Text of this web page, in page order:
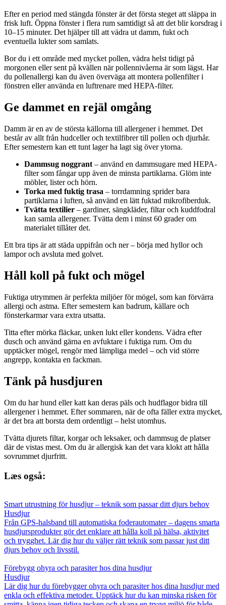
Efter en period med stängda fönster är det första steget att släppa in
frisk luft. Öppna fönster i flera rum samtidigt så att det blir korsdrag i
10–15 minuter. Det hjälper till att vädra ut damm, fukt och
eventuella lukter som samlats.
Bor du i ett område med mycket pollen, vädra helst tidigt på
morgonen eller sent på kvällen när pollennivåerna är som lägst. Har
du pollenallergi kan du även överväga att montera pollenfilter i
fönstren eller använda en luftrenare med HEPA-filter.
Ge dammet en rejäl omgång
Damm är en av de största källorna till allergener i hemmet. Det
består av allt från hudceller och textilfibrer till pollen och djurhår.
Efter semestern kan ett tunt lager ha lagt sig över ytorna.
Dammsug noggrant – använd en dammsugare med HEPA-
filter som fångar upp även de minsta partiklarna. Glöm inte
möbler, lister och hörn.
Torka med fuktig trasa – torrdamning sprider bara
partiklarna i luften, så använd en lätt fuktad mikrofiberduk.
Tvätta textilier – gardiner, sängkläder, filtar och kuddfodral
kan samla allergener. Tvätta dem i minst 60 grader om
materialet tillåter det.
Ett bra tips är att städa uppifrån och ner – börja med hyllor och
lampor och avsluta med golvet.
Håll koll på fukt och mögel
Fuktiga utrymmen är perfekta miljöer för mögel, som kan förvärra
allergi och astma. Efter semestern kan badrum, källare och
fönsterkarmar vara extra utsatta.
Titta efter mörka fläckar, unken lukt eller kondens. Vädra efter
dusch och använd gärna en avfuktare i fuktiga rum. Om du
upptäcker mögel, rengör med lämpliga medel – och vid större
angrepp, kontakta en fackman.
Tänk på husdjuren
Om du har hund eller katt kan deras päls och hudflagor bidra till
allergener i hemmet. Efter sommaren, när de ofta fäller extra mycket,
är det bra att borsta dem ordentligt – helst utomhus.
Tvätta djurets filtar, korgar och leksaker, och dammsug de platser
där de vistas mest. Om du är allergisk kan det vara klokt att hålla
sovrummet djurfritt.
Læs også:
Smart utrustning för husdjur – teknik som passar ditt djurs behov
Husdjur
Från GPS-halsband till automatiska foderautomater – dagens smarta
husdjursprodukter gör det enklare att hålla koll på hälsa, aktivitet
och trygghet. Lär dig hur du väljer rätt teknik som passar just ditt
djurs behov och livsstil.
Förebygg ohyra och parasiter hos dina husdjur
Husdjur
Lär dig hur du förebygger ohyra och parasiter hos dina husdjur med
enkla och effektiva metoder. Upptäck hur du kan minska risken för